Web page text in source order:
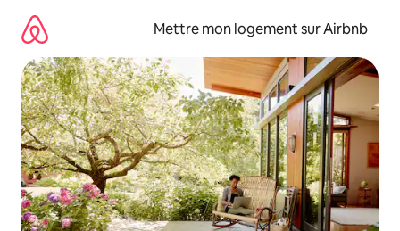
directement
contenu
Mettre mon logement sur Airbnb